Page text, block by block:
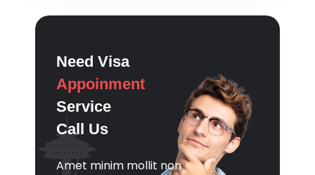
Need Visa
Appoinment
Service
Call Us
Amet minim mollit non